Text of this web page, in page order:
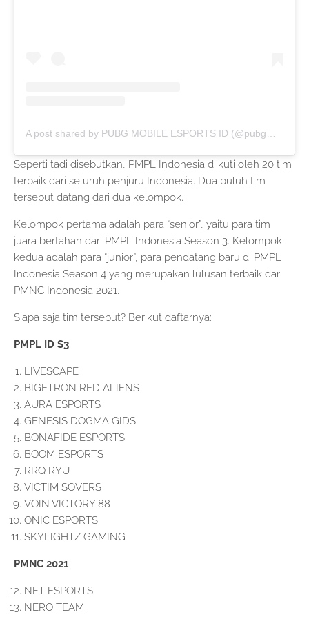
A post shared by PUBG MOBILE ESPORTS ID (@pubgmobile.esports.id)
Seperti tadi disebutkan, PMPL Indonesia diikuti oleh 20 tim
terbaik dari seluruh penjuru Indonesia. Dua puluh tim
tersebut datang dari dua kelompok.
Kelompok pertama adalah para “senior”, yaitu para tim
juara bertahan dari PMPL Indonesia Season 3. Kelompok
kedua adalah para “junior”, para pendatang baru di PMPL
Indonesia Season 4 yang merupakan lulusan terbaik dari
PMNC Indonesia 2021.
Siapa saja tim tersebut? Berikut daftarnya:​​
PMPL ID S3
LIVESCAPE
BIGETRON RED ALIENS
AURA ESPORTS
GENESIS DOGMA GIDS
BONAFIDE ESPORTS
BOOM ESPORTS
RRQ RYU
VICTIM SOVERS
VOIN VICTORY 88
ONIC ESPORTS
SKYLIGHTZ GAMING
PMNC 2021
NFT ESPORTS
NERO TEAM